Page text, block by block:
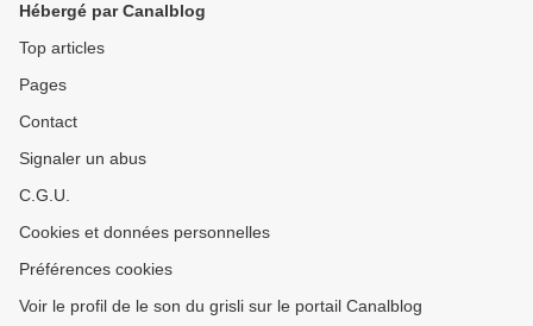
Hébergé par Canalblog
Top articles
Pages
Contact
Signaler un abus
C.G.U.
Cookies et données personnelles
Préférences cookies
Voir le profil de le son du grisli sur le portail Canalblog